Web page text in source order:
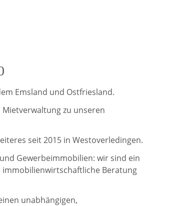
Emsland und Ostfriesland.
zu unseren
seit 2015 in Westoverledingen.
Gewerbeimmobilien: wir sind ein
Beratung
unabhängigen,